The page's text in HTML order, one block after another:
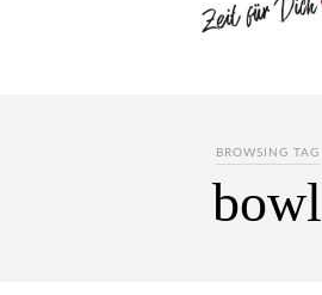
BROWSING TAG
bowl